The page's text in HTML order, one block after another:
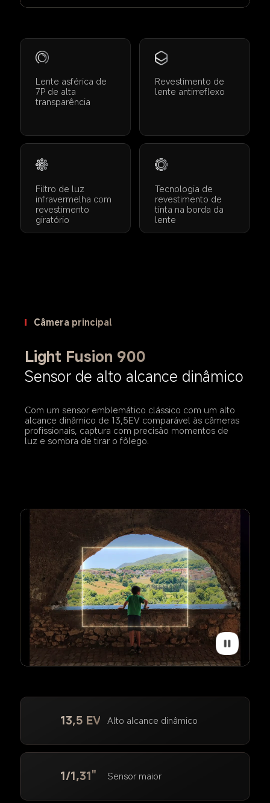
Lente asférica de
7P de alta
transparência
Revestimento de
lente antirreflexo
Filtro de luz
infravermelha com
revestimento
giratório
Tecnologia de
revestimento de
tinta na borda da
lente
Câmera principal
Light Fusion 900
Sensor de alto alcance dinâmico
Com um sensor emblemático clássico com um alto
alcance dinâmico de 13,5EV comparável às câmeras
profissionais, captura com precisão momentos de
luz e sombra de tirar o fôlego.
13,5 EV Alto alcance dinâmico
1/1,31" Sensor maior